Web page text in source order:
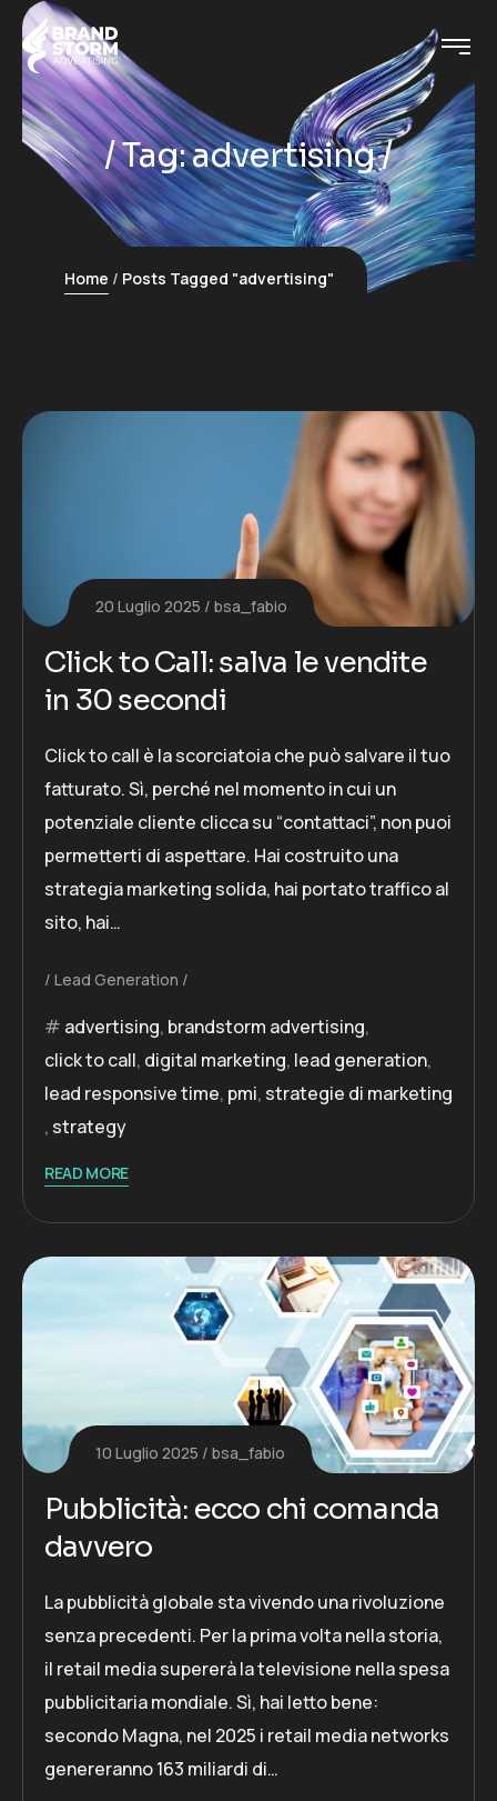
Tag:advertising
Home Posts Tagged "advertising"
20 Luglio 2025 bsa_fabio
Click to Call: salva le vendite
in 30 secondi
Click to call è la scorciatoia che può salvare il tuo
fatturato. Sì, perché nel momento in cui un
potenziale cliente clicca su “contattaci”, non puoi
permetterti di aspettare. Hai costruito una
strategia marketing solida, hai portato traffico al
sito, hai…
Lead Generation
advertising, brandstorm advertising,
click to call, digital marketing, lead generation,
lead responsive time, pmi, strategie di marketing
, strategy
READ MORE
10 Luglio 2025 bsa_fabio
Pubblicità: ecco chi comanda
davvero
La pubblicità globale sta vivendo una rivoluzione
senza precedenti. Per la prima volta nella storia,
il retail media supererà la televisione nella spesa
pubblicitaria mondiale. Sì, hai letto bene:
secondo Magna, nel 2025 i retail media networks
genereranno 163 miliardi di…